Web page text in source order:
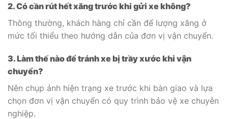
2. Có cần rút hết xăng trước khi gửi xe không?
Thông thường, khách hàng chỉ cần để lượng xăng ở
mức tối thiểu theo hướng dẫn của đơn vị vận chuyển.
3. Làm thế nào để tránh xe bị trầy xước khi vận
chuyển?
Nên chụp ảnh hiện trạng xe trước khi bàn giao và lựa
chọn đơn vị vận chuyển có quy trình bảo vệ xe chuyên
nghiệp.